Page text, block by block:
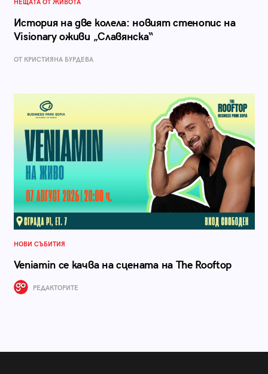
НЕЩАТА ОТ ЖИВОТА
История на две колела: новият стенопис на
Visionary оживи „Славянска“
ОТ КРИСТИЯНА БУРДЕВА
НОВИ СЪБИТИЯ
Veniamin се качва на сцената на The Rooftop
РЕДАКТОРИТЕ